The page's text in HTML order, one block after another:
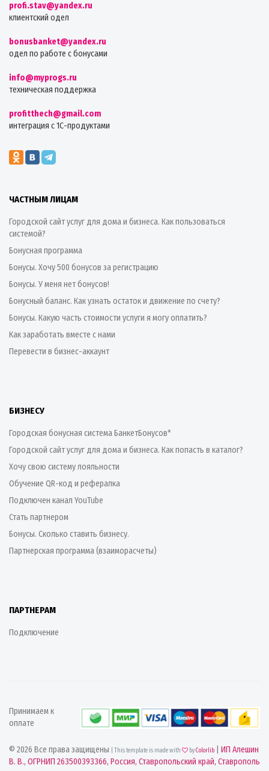
profi.stav@yandex.ru
клиентский одел
bonusbanket@yandex.ru
одел по работе с бонусами
info@myprogs.ru
техническая поддержка
profitthech@gmail.com
интеграция с 1С-продуктами
ЧАСТНЫМ ЛИЦАМ
Городской сайт услуг для дома и бизнеса. Как пользоваться
системой?
Бонусная программа
Бонусы. Хочу 500 бонусов за регистрацию
Бонусы. У меня нет бонусов!
Бонусный баланс. Как узнать остаток и движение по счету?
Бонусы. Какую часть стоимости услуги я могу оплатить?
Как заработать вместе с нами
Перевести в бизнес-аккаунт
БИЗНЕСУ
Городская бонусная система БанкетБонусов*
Городской сайт услуг для дома и бизнеса. Как попасть в каталог?
Хочу свою систему лояльности
Обучение QR-код и рефералка
Подключен канал YouTube
Стать партнером
Бонусы. Сколько ставить бизнесу.
Партнерская программа (взаиморасчеты)
ПАРТНЕРАМ
Подключение
Принимаем к
оплате
© 2026 Все права защищены | This template is made with byColorlib
ИП Алешин
В. В., ОГРНИП 263500393366, Россия, Ставропольский край, Ставрополь